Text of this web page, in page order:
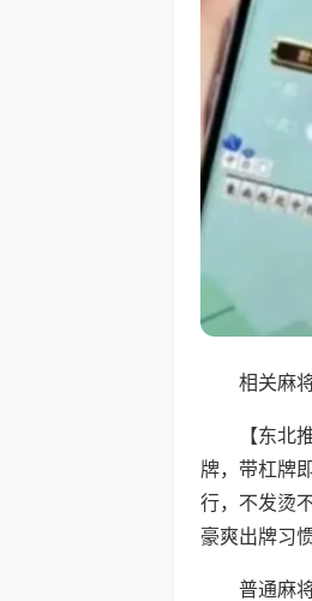
相关麻
【东
牌，带杠牌
行，不发烫
豪爽出牌习
普通麻